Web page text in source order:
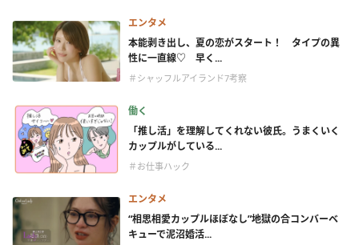
エンタメ
本能剥き出し、夏の恋がスタート！ タイプの異
性に一直線♡ 早く...
＃シャッフルアイランド7考察
働く
「推し活」を理解してくれない彼氏。うまくいく
カップルがしている...
＃お仕事ハック
エンタメ
“相思相愛カップルほぼなし”地獄の合コンバーベ
キューで泥沼婚活...